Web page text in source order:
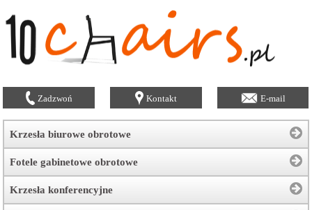
Zadzwoń Kontakt E-mail
Krzesła biurowe obrotowe
Fotele gabinetowe obrotowe
Krzesła konferencyjne